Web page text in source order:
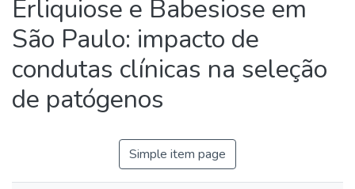
Library
Periodicals
Erliquiose e Babesiose em
São Paulo: impacto de
condutas clínicas na seleção
de patógenos
Simple item page